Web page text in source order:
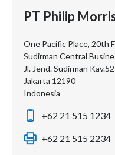
PT Philip
One Pacific Place, 20th
Sudirman Central
Jl. Jend. Sudirman
Jakarta 12190
Indonesia
+62 21 515 1234
+62 21 515 2234